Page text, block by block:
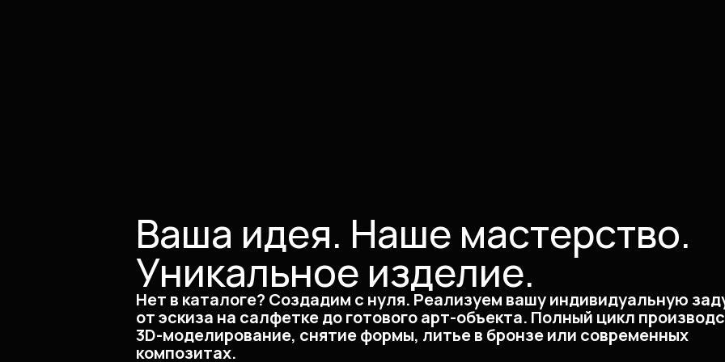
Ваша идея. Наше мастерство.
Уникальное изделие.
Нет в каталоге? Создадим с нуля. Реализуем вашу индивидуальную
от эскиза на салфетке до готового арт-объекта. Полный цикл
3D-моделирование, снятие формы, литье в бронзе или современных
композитах.